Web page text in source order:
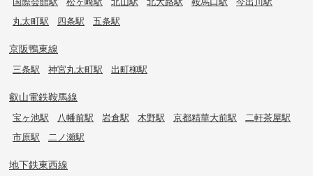
丸太町駅
四条駅 五条駅
京阪鴨東線
三条駅 神宮丸太町駅 出町柳駅
叡山電鉄鞍馬線
宝ヶ池駅 八幡前駅 岩倉駅 木野駅 京都精華大前駅
二軒茶屋駅
市原駅
二ノ瀬駅
地下鉄東西線